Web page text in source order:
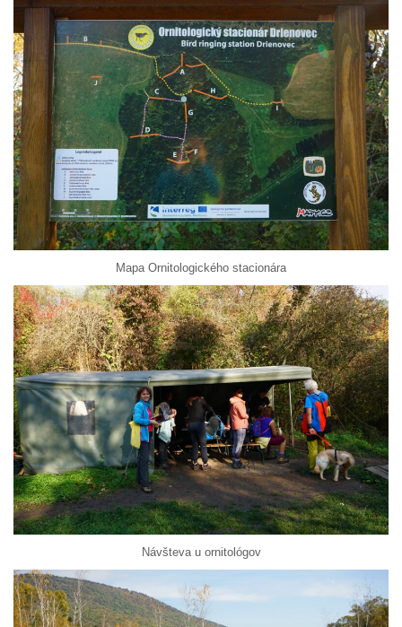
Mapa Ornitologického stacionára
Návšteva u ornitológov